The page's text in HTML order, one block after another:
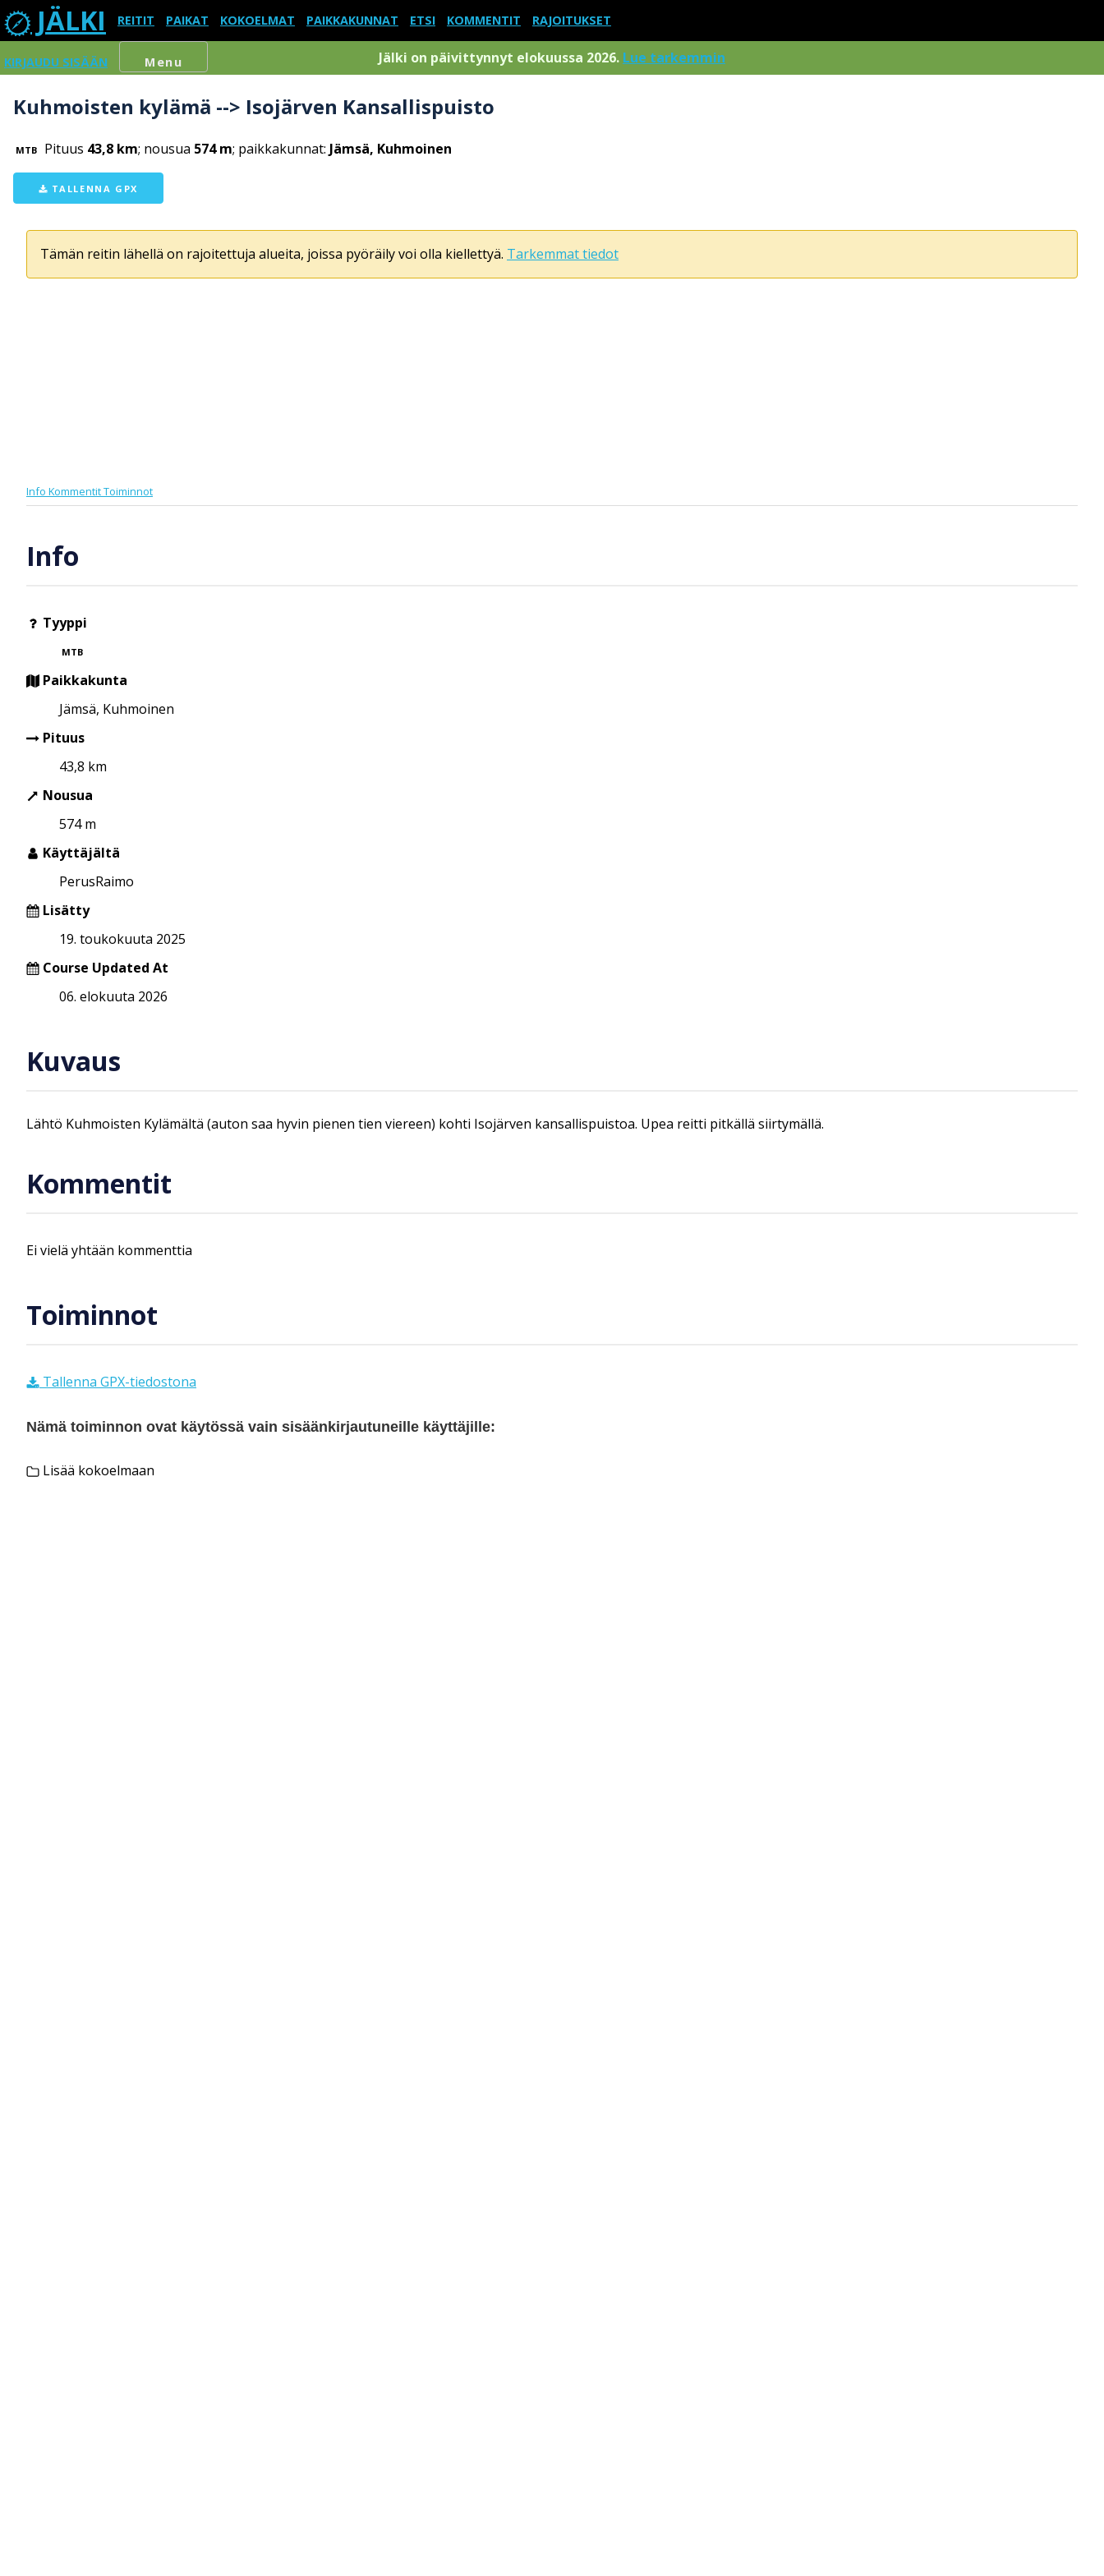
JÄLKI REITIT PAIKAT KOKOELMAT PAIKKAKUNNAT ETSI KOMMENTIT RAJOITUKSET
KIRJAUDU SISÄÄN Menu Jälki on päivittynnyt elokuussa 2026. Lue tarkemmin
Kuhmoisten kylämä --> Isojärven Kansallispuisto
MTB Pituus 43,8 km; nousua 574 m; paikkakunnat: Jämsä, Kuhmoinen
TALLENNA GPX
Tämän reitin lähellä on rajoitettuja alueita, joissa pyöräily voi olla kiellettyä. Tarkemmat tiedot
Info KommentitToiminnot
Info
Tyyppi
MTB
Paikkakunta
Jämsä, Kuhmoinen
Pituus
43,8 km
Nousua
574 m
Käyttäjältä
PerusRaimo
Lisätty
19. toukokuuta 2025
Course Updated At
06. elokuuta 2026
Kuvaus
Lähtö Kuhmoisten Kylämältä (auton saa hyvin pienen tien viereen) kohti Isojärven kansallispuistoa. Upea reitti pitkällä siirtymällä.
Kommentit
Ei vielä yhtään kommenttia
Toiminnot
Tallenna GPX-tiedostona
Nämä toiminnon ovat käytössä vain sisäänkirjautuneille käyttäjille:
Lisää kokoelmaan